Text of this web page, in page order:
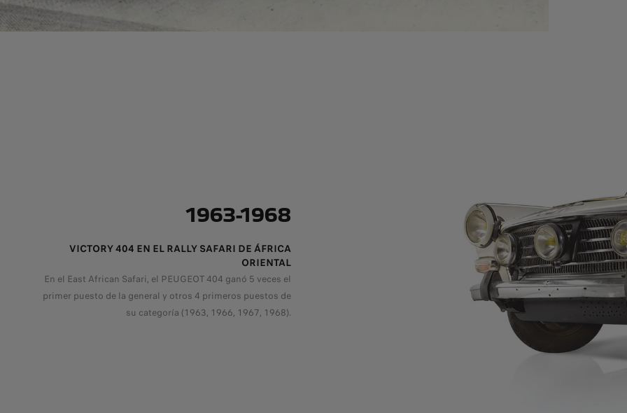
1963-1968
VICTORY 404 EN EL RALLY SAFARI DE ÁFRICA
ORIENTAL
En el East African Safari, el PEUGEOT 404 ganó 5 veces el
primer puesto de la general y otros 4 primeros puestos de
su categoría (1963, 1966, 1967, 1968).